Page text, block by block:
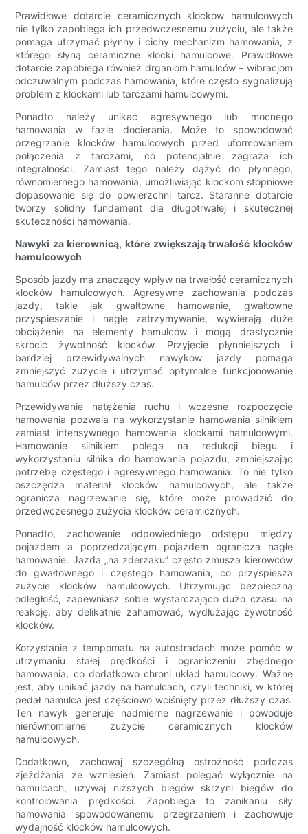
Prawidłowe dotarcie ceramicznych klocków hamulcowych
nie tylko zapobiega ich przedwczesnemu zużyciu, ale także
pomaga utrzymać płynny i cichy mechanizm hamowania, z
którego słyną ceramiczne klocki hamulcowe. Prawidłowe
dotarcie zapobiega również drganiom hamulców – wibracjom
odczuwalnym podczas hamowania, które często sygnalizują
problem z klockami lub tarczami hamulcowymi.
Ponadto należy unikać agresywnego lub mocnego
hamowania w fazie docierania. Może to spowodować
przegrzanie klocków hamulcowych przed uformowaniem
połączenia z tarczami, co potencjalnie zagraża ich
integralności. Zamiast tego należy dążyć do płynnego,
równomiernego hamowania, umożliwiając klockom stopniowe
dopasowanie się do powierzchni tarcz. Staranne dotarcie
tworzy solidny fundament dla długotrwałej i skutecznej
skuteczności hamowania.
Nawyki za kierownicą, które zwiększają trwałość klocków
hamulcowych
Sposób jazdy ma znaczący wpływ na trwałość ceramicznych
klocków hamulcowych. Agresywne zachowania podczas
jazdy, takie jak gwałtowne hamowanie, gwałtowne
przyspieszanie i nagłe zatrzymywanie, wywierają duże
obciążenie na elementy hamulców i mogą drastycznie
skrócić żywotność klocków. Przyjęcie płynniejszych i
bardziej przewidywalnych nawyków jazdy pomaga
zmniejszyć zużycie i utrzymać optymalne funkcjonowanie
hamulców przez dłuższy czas.
Przewidywanie natężenia ruchu i wczesne rozpoczęcie
hamowania pozwala na wykorzystanie hamowania silnikiem
zamiast intensywnego hamowania klockami hamulcowymi.
Hamowanie silnikiem polega na redukcji biegu i
wykorzystaniu silnika do hamowania pojazdu, zmniejszając
potrzebę częstego i agresywnego hamowania. To nie tylko
oszczędza materiał klocków hamulcowych, ale także
ogranicza nagrzewanie się, które może prowadzić do
przedwczesnego zużycia klocków ceramicznych.
Ponadto, zachowanie odpowiedniego odstępu między
pojazdem a poprzedzającym pojazdem ogranicza nagłe
hamowanie. Jazda „na zderzaku” często zmusza kierowców
do gwałtownego i częstego hamowania, co przyspiesza
zużycie klocków hamulcowych. Utrzymując bezpieczną
odległość, zapewniasz sobie wystarczająco dużo czasu na
reakcję, aby delikatnie zahamować, wydłużając żywotność
klocków.
Korzystanie z tempomatu na autostradach może pomóc w
utrzymaniu stałej prędkości i ograniczeniu zbędnego
hamowania, co dodatkowo chroni układ hamulcowy. Ważne
jest, aby unikać jazdy na hamulcach, czyli techniki, w której
pedał hamulca jest częściowo wciśnięty przez dłuższy czas.
Ten nawyk generuje nadmierne nagrzewanie i powoduje
nierównomierne zużycie ceramicznych klocków
hamulcowych.
Dodatkowo, zachowaj szczególną ostrożność podczas
zjeżdżania ze wzniesień. Zamiast polegać wyłącznie na
hamulcach, używaj niższych biegów skrzyni biegów do
kontrolowania prędkości. Zapobiega to zanikaniu siły
hamowania spowodowanemu przegrzaniem i zachowuje
wydajność klocków hamulcowych.